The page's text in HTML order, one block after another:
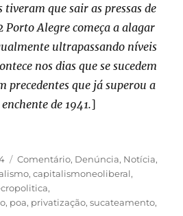
que sair as pressas de
Porto Alegre começa a alagar
ultrapassando níveis
nos dias que se sucedem
precedentes que já superou a
de 1941.]
Categorias
Comentário, Denúncia, Notícia,
,capitalismoneoliberal,
,
, poa, privatização,sucateamento,